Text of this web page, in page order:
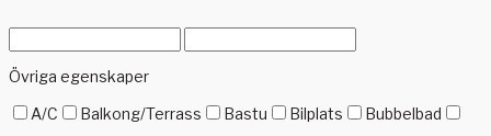
Övriga egenskaper
A/C
Balkong/Terrass Bastu Bilplats
Bubbelbad